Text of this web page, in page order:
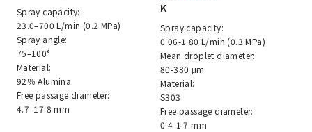
Spray capacity:
23.0–700 L/min (0.2 MPa)
Spray angle:
75–100°
Material:
92％ Alumina
Free passage diameter:
4.7–17.8 mm
K
Spray capacity:
0.06-1.80 L/min (0.3 MPa)
Mean droplet diameter:
80-380 μm
Material:
S303
Free passage diameter:
0.4-1.7 mm